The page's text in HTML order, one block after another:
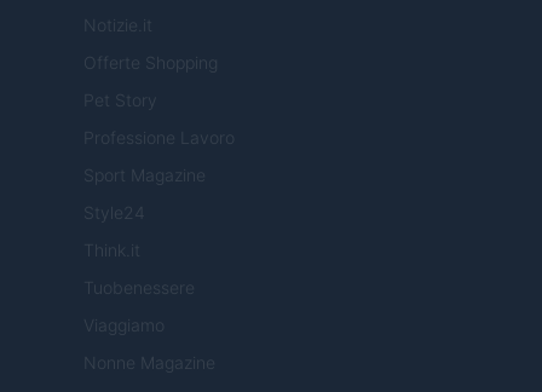
Notizie.it
Offerte Shopping
Pet Story
Professione Lavoro
Sport Magazine
Style24
Think.it
Tuobenessere
Viaggiamo
Nonne Magazine